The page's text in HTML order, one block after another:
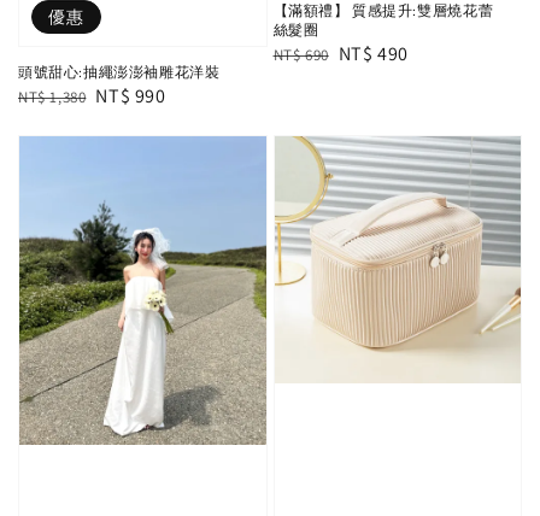
優惠
頭號甜心:抽繩澎澎袖雕花洋裝
Regular
NT$ 1,380 Sale
NT$ 990
【滿額禮】 質感提升:雙層燒花蕾
絲髮圈
Regular
NT$ 690 Sale
NT$ 490